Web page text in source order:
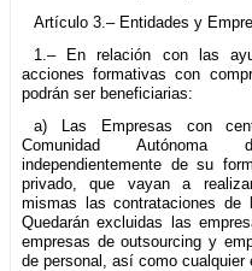
Artículo 3.– Entidades y
1.– En relación con las
acciones formativas con
podrán ser beneficiarias:
a) Las Empresas con
Comunidad
independientemente de su
privado, que vayan a
mismas las contrataciones de
Quedarán excluidas las
empresas de outsourcing y
de personal, así como cualquier